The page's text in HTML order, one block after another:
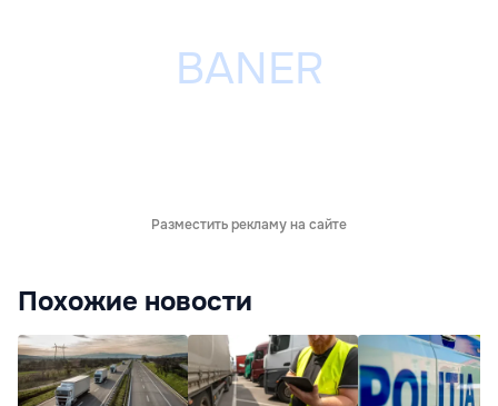
Разместить рекламу на сайте
Похожие новости